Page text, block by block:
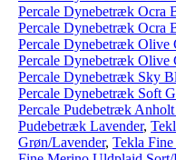
Percale Dynebetræk Ocra
Percale Dynebetræk Ocra
Percale Dynebetræk Olive
Percale Dynebetræk Olive
Percale Dynebetræk Sky
Percale Dynebetræk Soft
Percale Pudebetræk
Pudebetræk Lavender,
Grøn/Lavender, Tekla